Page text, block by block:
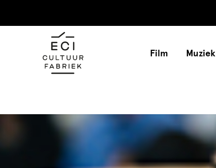
Film Muziek